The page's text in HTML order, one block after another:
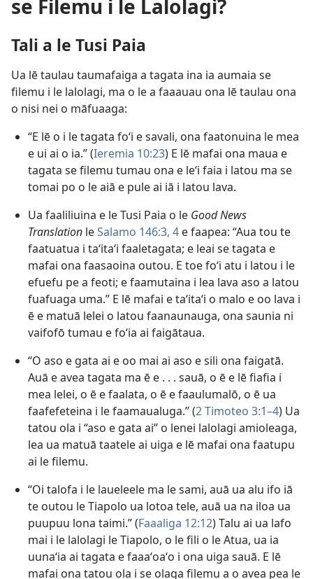
se Filemu i le Lalolagi?
Tali a le Tusi Paia
Ua lē taulau taumafaiga a tagata ina ia aumaia se
filemu i le lalolagi, ma o le a faaauau ona lē taulau ona
o nisi nei o māfuaaga:
“E lē o i le tagata foʻi e savali, ona faatonuina le mea
e ui ai o ia.” (Ieremia 10:23) E lē mafai ona maua e
tagata se filemu tumau ona e leʻi faia i latou ma se
tomai po o le aiā e pule ai iā i latou lava.
Ua faaliliuina e le Tusi Paia o le Good News
Translation leSalamo 146:3, 4 e faapea: “Aua tou te
faatuatua i taʻitaʻi faaletagata; e leai se tagata e
mafai ona faasaoina outou. E toe foʻi atu i latou i le
efuefu pe a feoti; e faamutaina i lea lava aso a latou
fuafuaga uma.” E lē mafai e taʻitaʻi o malo e oo lava i
ē e matuā lelei o latou faanaunauga, ona saunia ni
vaifofō tumau e foʻia ai faigātaua.
“O aso e gata ai e oo mai ai aso e sili ona faigatā.
Auā e avea tagata ma ē e . . . sauā, o ē e lē fiafia i
mea lelei, o ē e faalata, o ē e faaulumalō, o ē ua
faafefeteina i le faamaualuga.” (2 Timoteo 3:1–4) Ua
tatou ola i “aso e gata ai” o lenei lalolagi amioleaga,
lea ua matuā taatele ai uiga e lē mafai ona faatupu
ai le filemu.
“Oi talofa i le laueleele ma le sami, auā ua alu ifo iā
te outou le Tiapolo ua lotoa tele, auā ua na iloa ua
puupuu lona taimi.” (Faaaliga 12:12) Talu ai ua lafo
mai i le lalolagi le Tiapolo, o le fili o le Atua, ua ia
uunaʻia ai tagata e faaaʻoaʻo i ona uiga sauā. E lē
mafai ona tatou ola i se olaga filemu a o avea pea le